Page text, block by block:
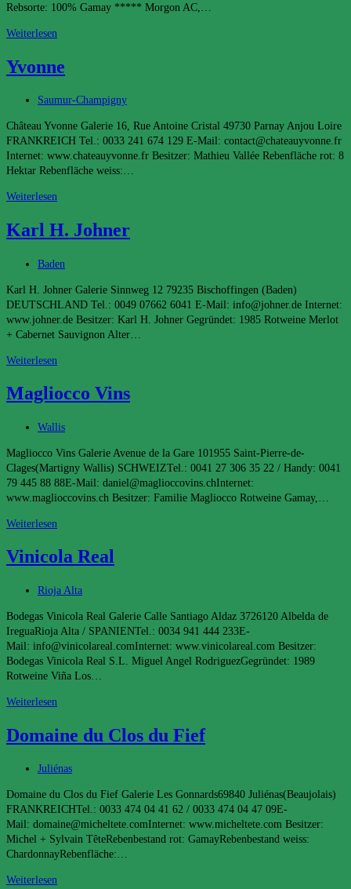
Rebsorte: 100% Gamay ***** Morgon AC,…
Weiterlesen
Yvonne
Beitrags-
Saumur-Champigny
Château Yvonne Galerie 16, Rue Antoine Cristal 49730 Parnay Anjou Loire
FRANKREICH Tel.: 0033 241 674 129 E-Mail: contact@chateauyvonne.fr
Internet: www.chateauyvonne.fr Besitzer: Mathieu Vallée Rebenfläche rot: 8
Hektar Rebenfläche weiss:…
Weiterlesen
Karl H. Johner
Beitrags-
Baden
Karl H. Johner Galerie Sinnweg 12 79235 Bischoffingen (Baden)
DEUTSCHLAND Tel.: 0049 07662 6041 E-Mail: info@johner.de Internet:
www.johner.de Besitzer: Karl H. Johner Gegründet: 1985 Rotweine Merlot
+ Cabernet Sauvignon Alter…
Weiterlesen
Johner
Magliocco Vins
Beitrags-
Wallis
Magliocco Vins Galerie Avenue de la Gare 101955 Saint-Pierre-de-
Clages(Martigny Wallis) SCHWEIZTel.: 0041 27 306 35 22 / Handy: 0041
79 445 88 88E-Mail: daniel@maglioccovins.chInternet:
www.maglioccovins.ch Besitzer: Familie Magliocco Rotweine Gamay,…
Weiterlesen
Vinicola Real
Beitrags-
Rioja Alta
Bodegas Vinicola Real Galerie Calle Santiago Aldaz 3726120 Albelda de
IreguaRioja Alta / SPANIENTel.: 0034 941 444 233E-
Mail: info@vinicolareal.comInternet: www.vinicolareal.com Besitzer:
Bodegas Vinicola Real S.L. Miguel Angel RodriguezGegründet: 1989
Rotweine Viña Los…
Weiterlesen
Domaine du Clos du Fief
Beitrags-
Juliénas
Domaine du Clos du Fief Galerie Les Gonnards69840 Juliénas(Beaujolais)
FRANKREICHTel.: 0033 474 04 41 62 / 0033 474 04 47 09E-
Mail: domaine@micheltete.comInternet: www.micheltete.com Besitzer:
Michel + Sylvain TêteRebenbestand rot: GamayRebenbestand weiss:
ChardonnayRebenfläche:…
Weiterlesen